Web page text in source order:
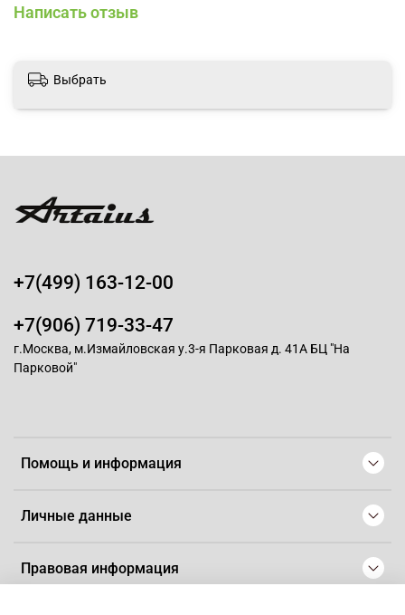
Написать отзыв
Выбрать
Помощь и информация
Личные данные
Правовая информация
+7(499) 163-12-00
+7(906) 719-33-47
г.Москва, м.Измайловская у.3-я Парковая д. 41А БЦ "На
Парковой"